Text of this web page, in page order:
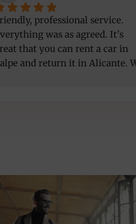
professional service.
was as agreed. It's
that you can rent a car in
and return it in Alicante.